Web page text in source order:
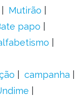
Mutirão
papo
campanha